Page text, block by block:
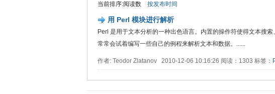
当前排序:阅读数 按发布时间
用 Perl 模块进行解析
Perl 是用于文本分析的一种出色语言。内置的操作符使得文本搜
常常会试着编写一些自己的例程来解析文本和数据。......
作者: Teodor Zlatanov 2010-12-06 10:16:26 阅读：1303 标签：